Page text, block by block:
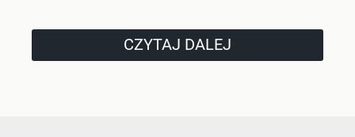
CZYTAJ DALEJ